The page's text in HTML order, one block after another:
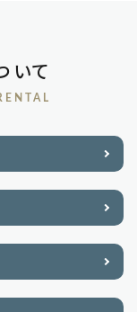
いて